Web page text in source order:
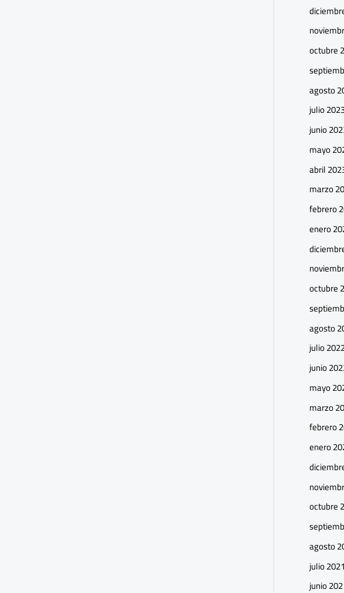
octubre
agosto
julio
junio
mayo
abril
marzo
febrero
enero
octubre
agosto
julio
junio
mayo
marzo
febrero
enero
octubre
agosto
julio 2021
junio